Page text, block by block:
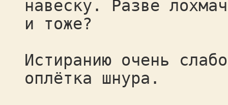
навеску. Разве
и тоже?
Истиранию очень
оплётка шнура.